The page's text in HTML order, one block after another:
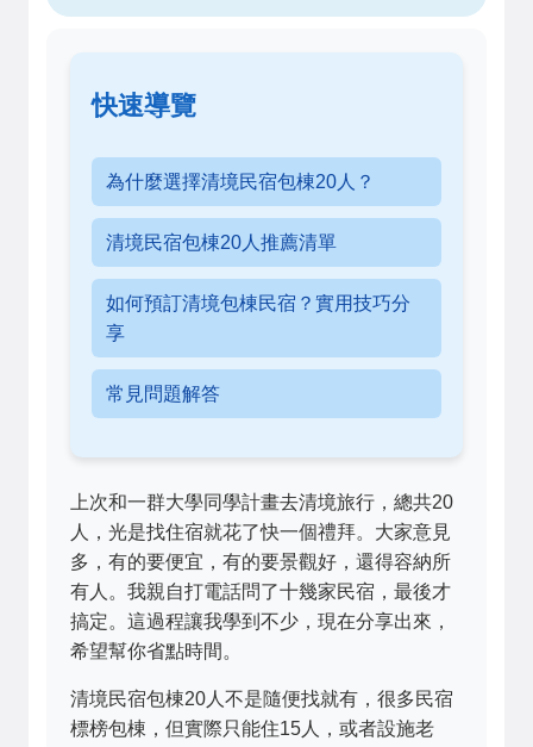
快速導覽
為什麼選擇清境民宿包棟20人？
清境民宿包棟20人推薦清單
如何預訂清境包棟民宿？實用技巧分
享
常見問題解答
上次和一群大學同學計畫去清境旅行，總共20
人，光是找住宿就花了快一個禮拜。大家意見
多，有的要便宜，有的要景觀好，還得容納所
有人。我親自打電話問了十幾家民宿，最後才
搞定。這過程讓我學到不少，現在分享出來，
希望幫你省點時間。
清境民宿包棟20人不是隨便找就有，很多民宿
標榜包棟，但實際只能住15人，或者設施老